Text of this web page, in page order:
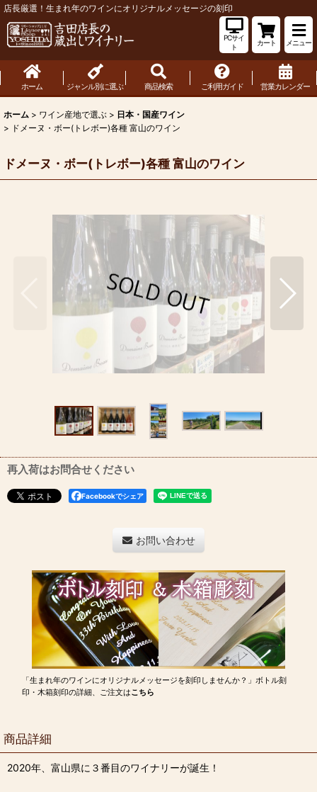
店長厳選！生まれ年のワインにオリジナルメッセージの刻印
PCサイ
ト
カート メニュー
ホーム ジャンル別に選ぶ 商品検索 ご利用ガイド 営業カレンダー
ホーム > ワイン産地で選ぶ > 日本・国産ワイン
> ドメーヌ・ボー(トレボー)各種 富山のワイン
ドメーヌ・ボー(トレボー)各種 富山のワイン
再入荷はお問合せください
Facebookでシェア
お問い合わせ
「生まれ年のワインにオリジナルメッセージを刻印しませんか？」ボトル刻
印・木箱刻印の詳細、ご注文はこちら
商品詳細
2020年、富山県に３番目のワイナリーが誕生！